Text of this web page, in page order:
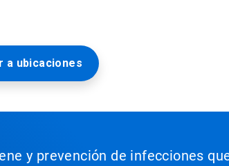
a ubicaciones
y prevención de infecciones